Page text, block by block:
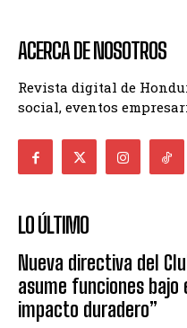
ACERCA DE NOSOTROS
Revista digital de
social, eventos
LO ÚLTIMO
Nueva directiva del
asume funciones bajo
impacto duradero”